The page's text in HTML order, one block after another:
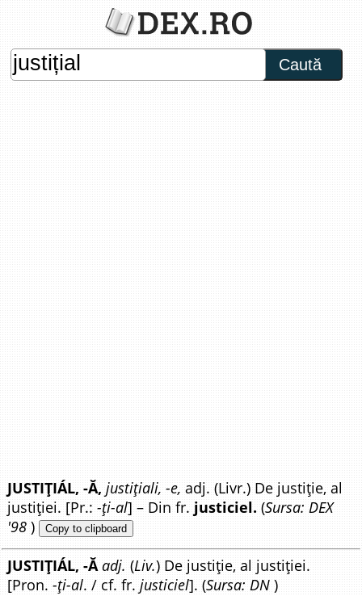
Caută
JUSTIȚIÁL, -Ă, justițiali, -e, adj. (Livr.) De justiție, al
justiției. [Pr.:-ți-al] – Din fr. justiciel. (Sursa: DEX
'98 ) Copy to clipboard
JUSTIȚIÁL, -Ă adj. (Liv.) De justiție, al justiției.
[Pron.-ți-al. / cf. fr.justiciel]. (Sursa: DN )